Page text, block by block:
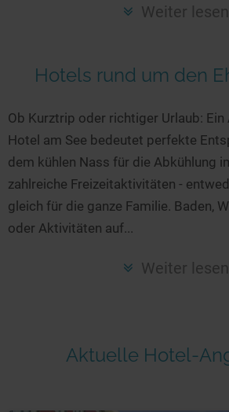
Frankreich
Niederlande
Schweden
Norwegen
alle Länder…
Weiter lesen
Hotels rund um den
Ob Kurztrip oder richtiger Urlaub:
Hotel am See bedeutet perfekte
dem kühlen Nass für die Abkühlung
zahlreiche Freizeitaktivitäten -
gleich für die ganze Familie. Baden,
oder Aktivitäten auf...
Weiter lesen
Aktuelle Hotel-